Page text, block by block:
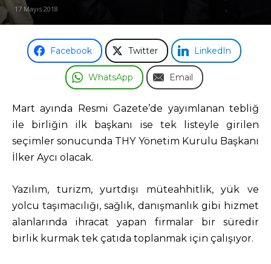
17 Mayıs 2018
Facebook Twitter LinkedIn
WhatsApp Email
Mart ayında Resmi Gazete’de yayımlanan tebliğ
ile birliğin ilk başkanı ise tek listeyle girilen
seçimler sonucunda THY Yönetim Kurulu Başkanı
İlker Aycı olacak.
Yazılım, turizm, yurtdışı müteahhitlik, yük ve
yolcu taşımacılığı, sağlık, danışmanlık gibi hizmet
alanlarında ihracat yapan firmalar bir süredir
birlik kurmak tek çatıda toplanmak için çalışıyor.